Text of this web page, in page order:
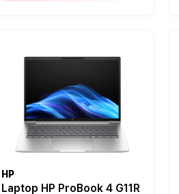
HP
Laptop HP ProBook 4 G11R